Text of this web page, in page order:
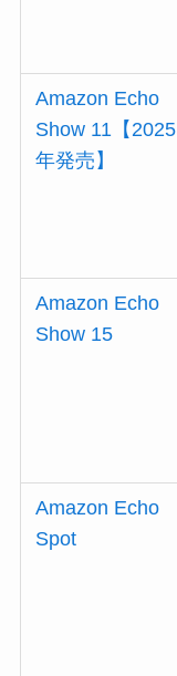
Amazon Echo
Show 11【2025
年発売】
Amazon Echo
Show 15
Amazon Echo
Spot